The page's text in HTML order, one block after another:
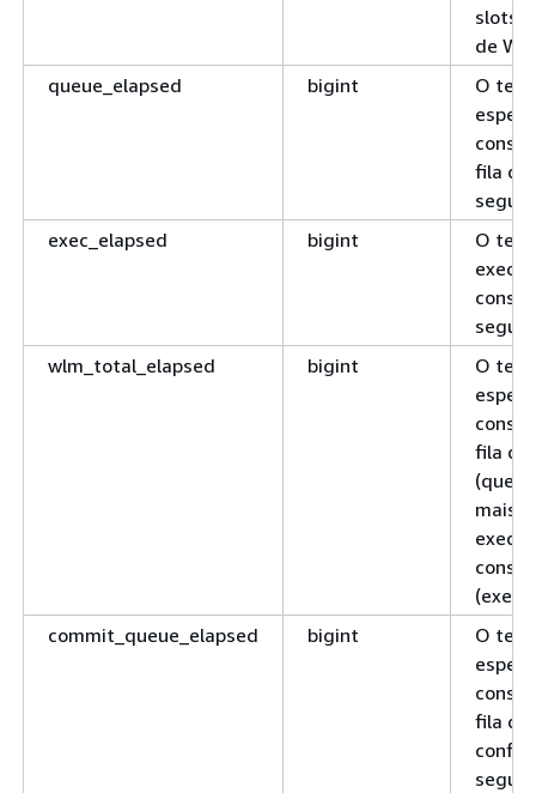
slots
de
queue_elapsed
bigint
O
fila do
exec_elapsed
bigint
O
wlm_total_elapsed
bigint
O
fila do
mais
commit_queue_elapsed
bigint
O
fila de